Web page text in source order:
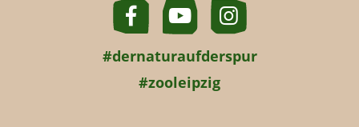
#dernaturaufderspur
#zooleipzig